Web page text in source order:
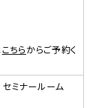
こちらからご予約く
ミナールーム